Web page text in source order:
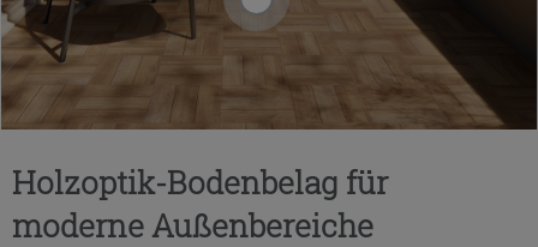
Holzoptik-Bodenbelag für
moderne Außenbereiche